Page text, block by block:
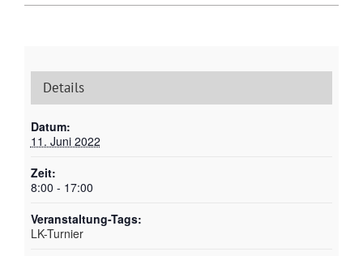
Details
Datum:
11. Juni 2022
Zeit:
8:00 - 17:00
Veranstaltung-Tags:
LK-Turnier